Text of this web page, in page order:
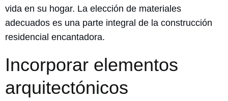
vida en su hogar. La elección de materiales
adecuados es una parte integral de la construcción
residencial encantadora.
Incorporar elementos
arquitectónicos